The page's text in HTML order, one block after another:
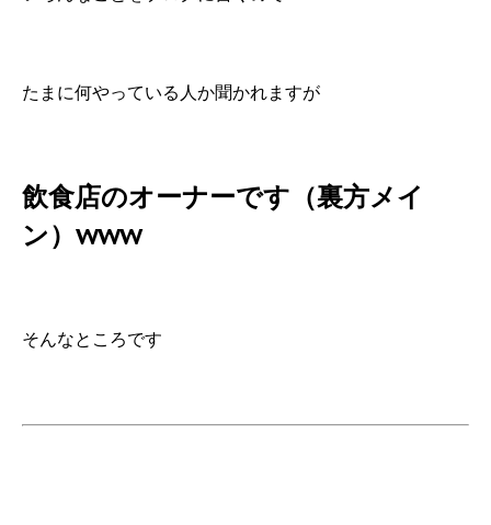
たまに何やっている人か聞かれますが
飲食店のオーナーです（裏方メイ
ン）www
そんなところです